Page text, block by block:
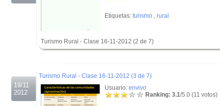
Etiquetas: turismo , rural
Turismo Rural - Clase 16-11-2012 (2 de 7)
19/11
2012
Turismo Rural - Clase 16-11-2012 (3 de 7)
Usuario: envivo
Ranking: 3.1/5.0 (11 votos)